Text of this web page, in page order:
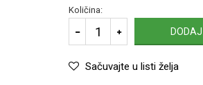
Količina:
Sačuvajte u listi želja